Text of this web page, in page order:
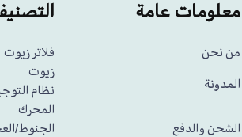
معلومات عامة
من نحن
المدونة
الشحن والدفع
فلاتر زيوت
زيوت
نظام
المحرك
الجنوط/